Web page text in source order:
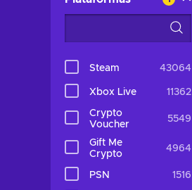
Steam 43064
Xbox Live 11362
Crypto
Voucher
5549
Gift Me
Crypto
4964
PSN 1516